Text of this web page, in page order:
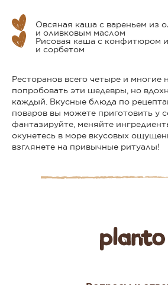
Овсяная каша с вареньем из
и оливковым маслом
Рисовая каша с конфитюром
и сорбетом
Ресторанов всего четыре и многие
попробовать эти шедевры, но
каждый. Вкусные блюда по
поваров вы можете приготовить у
фантазируйте, меняйте
окунетесь в море вкусовых
взглянете на привычные ритуалы!